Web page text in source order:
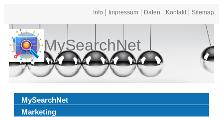
Info Impressum Daten Kontakt Sitemap
MySearchNet
MySearchNet
Marketing